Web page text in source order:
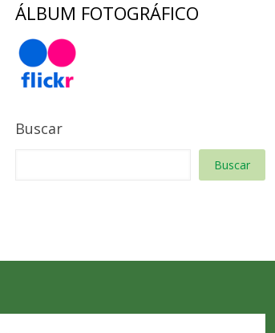
ÁLBUM FOTOGRÁFICO
Buscar
Buscar